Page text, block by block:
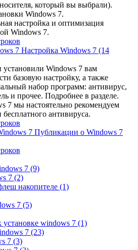
который вы выбрали).
Windows 7.
настройка и оптимизация
Windows 7.
Настройка Windows 7 (14
установили Windows 7 вам
базовую настройку, а также
набор программ: антивирус,
и прочее. Подробнее в разделе.
7 мы настоятельно рекомендуем
бесплатного антивируса.
Публикации о Windows 7
7 (9)
7 (2)
накопителе (1)
7 (5)
установке windows 7 (1)
7 (23)
7 (3)